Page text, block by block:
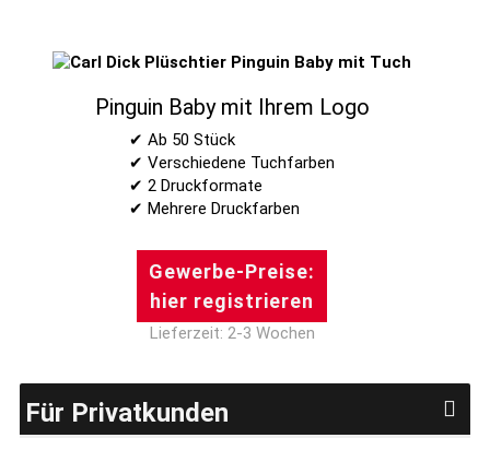
Pinguin Baby mit Ihrem Logo
✔ Ab 50 Stück
✔ Verschiedene Tuchfarben
✔ 2 Druckformate
Gewerbe-Preise:
hier registrieren
Lieferzeit: 2-3 Wochen
Für Privatkunden